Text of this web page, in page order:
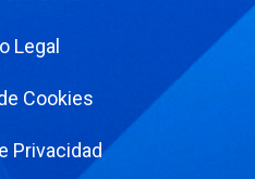
Legal
Cookies
Privacidad